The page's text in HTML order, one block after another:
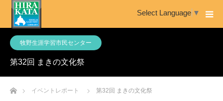
Select Language ▼
牧野生涯学習市民センター
第32回 まきの文化祭
ホームイベントレポート 第32回 まきの文化祭